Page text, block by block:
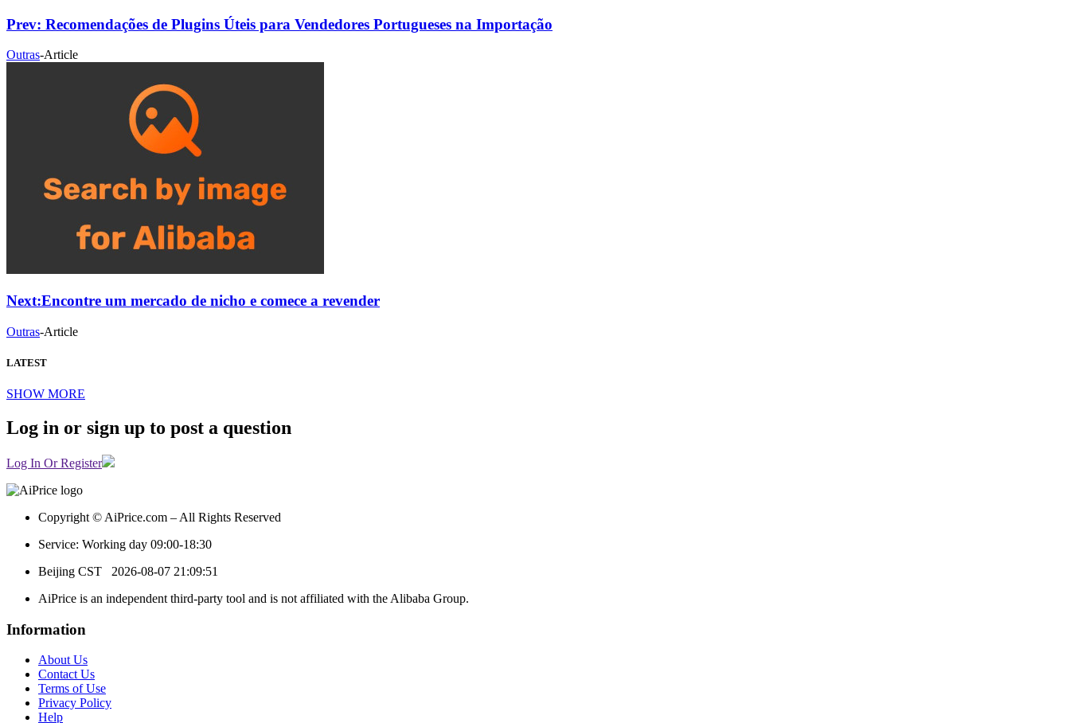
Prev: Recomendações de Plugins Úteis para Vendedores Portugueses na Importação
Outras-Article
Next:Encontre um mercado de nicho e comece a revender
Outras-Article
LATEST
SHOW MORE
Log in or sign up to post a question
Log In Or Register
Copyright © AiPrice.com – All Rights Reserved
Service: Working day 09:00-18:30
Beijing CST 2026-08-07 21:09:51
AiPrice is an independent third-party tool and is not affiliated with the Alibaba Group.
Information
About Us
Contact Us
Terms of Use
Privacy Policy
Help